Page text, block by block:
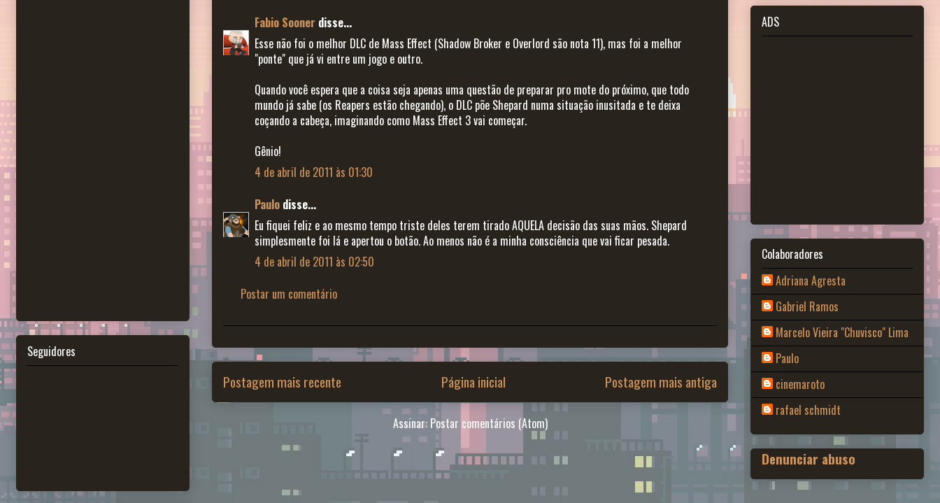
Fabio Sooner disse...
Esse não foi o melhor DLC de Mass Effect (Shadow Broker e Overlord são nota 11), mas foi a melhor
"ponte" que já vi entre um jogo e outro.
Quando você espera que a coisa seja apenas uma questão de preparar pro mote do próximo, que todo
mundo já sabe (os Reapers estão chegando), o DLC põe Shepard numa situação inusitada e te deixa
coçando a cabeça, imaginando como Mass Effect 3 vai começar.
Gênio!
4 de abril de 2011 às 01:30
Paulo disse...
Eu fiquei feliz e ao mesmo tempo triste deles terem tirado AQUELA decisão das suas mãos. Shepard
simplesmente foi lá e apertou o botão. Ao menos não é a minha consciência que vai ficar pesada.
4 de abril de 2011 às 02:50
Postar um comentário
Postagem mais recente Postagem mais antiga
Página inicial
Assinar: Postar comentários (Atom)
Seguidores
ADS
Colaboradores
Adriana Agresta
Gabriel Ramos
Marcelo Vieira "Chuvisco" Lima
Paulo
cinemaroto
rafael schmidt
Denunciar abuso